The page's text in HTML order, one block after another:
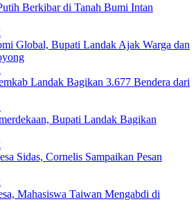
Berkibar di Tanah Bumi Intan
Global, Bupati Landak Ajak Warga dan
Landak Bagikan 3.677 Bendera dari
Bupati Landak Bagikan
Sidas, Cornelis Sampaikan Pesan
Mahasiswa Taiwan Mengabdi di